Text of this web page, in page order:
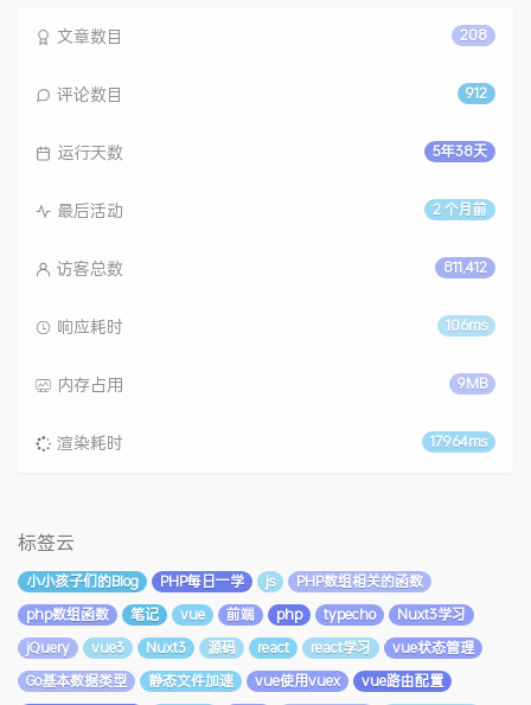
208
文章数目
912
评论数目
5年38天
运行天数
2 个月前
最后活动
811,412
访客总数
106ms
响应耗时
9MB
内存占用
17964ms
渲染耗时
标签云
小小孩子们的Blog PHP每日一学 js
PHP数组相关的函数
php数组函数
笔记 vue 前端 php typecho
Nuxt3学习
jQuery
vue3 Nuxt3 源码 react react学习
vue状态管理
Go基本数据类型
静态文件加速 vue使用vuex
vue路由配置